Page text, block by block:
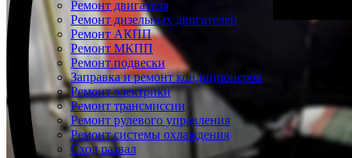
Ремонт двигателя
Ремонт дизельных двигателей
Ремонт АКПП
Ремонт МКПП
Ремонт подвески
Заправка и ремонт кондиционеров
Ремонт электрики
Ремонт трансмиссии
Ремонт рулевого управления
Ремонт системы охлаждения
Сход развал